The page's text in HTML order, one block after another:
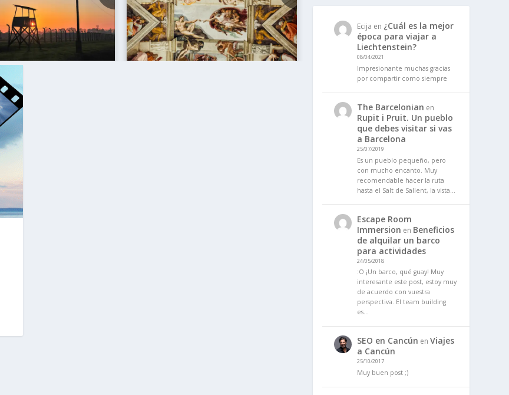
Ecija en ¿Cuál es la mejor
época para viajar a
Liechtenstein?
08/04/2021
Impresionante muchas gracias
por compartir como siempre
The Barcelonian en
Rupit i Pruit. Un pueblo
que debes visitar si vas
a Barcelona
25/07/2019
Es un pueblo pequeño, pero
con mucho encanto. Muy
recomendable hacer la ruta
hasta el Salt de Sallent, la vista…
Escape Room
Immersion en Beneficios
de alquilar un barco
para actividades
24/05/2018
:O ¡Un barco, qué guay! Muy
interesante este post, estoy muy
de acuerdo con vuestra
perspectiva. El team building
es…
SEO en Cancún en Viajes
a Cancún
25/10/2017
Muy buen post ;)